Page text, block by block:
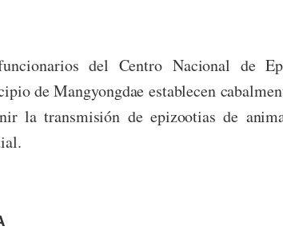
del Centro Nacional de
de Mangyongdae establecen
la transmisión de epizootias de